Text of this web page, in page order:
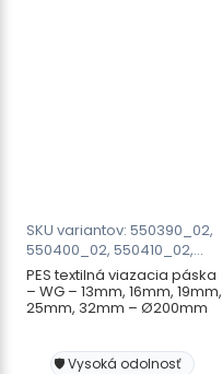
SKU variantov: 550390_02,
550400_02, 550410_02,
550420_02, 550430_02
PES textilná viazacia páska
– WG – 13mm, 16mm, 19mm,
25mm, 32mm – Ø200mm
🛡️ Vysoká odolnosť